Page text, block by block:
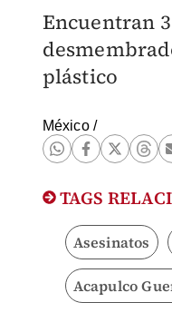
Encuentran
plástico
México/
TAGS
Asesinatos
Acapulco